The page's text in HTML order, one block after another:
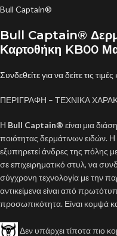
Bull Captain®
Bull Captain®
Καρτοθήκη KB00
Συνδεθείτε για να δείτε τις
ΠΕΡΙΓΡΑΦΗ – ΤΕΧΝΙΚΑ
Η Bull Captain® είναι μια
ποιότητας δερμάτινων ειδών. Η
εξυπηρετεί άνδρες της πόλης
σε επιχειρηματικό στυλ, να
σύγχρονη τεχνολογία με την
αντικείμενα είναι από
προσωπικότητα. Είναι κομψά
Δεν υπάρχει τίποτα πιο